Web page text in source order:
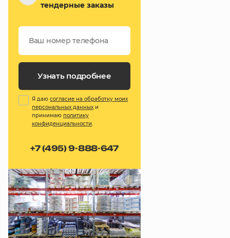
тендерные заказы
Узнать подробнее
Я даю согласие на обработку моих
персональных данных и
принимаю политику
конфиденциальности.
+7 (495) 9-888-647